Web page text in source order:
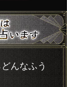
んなふう